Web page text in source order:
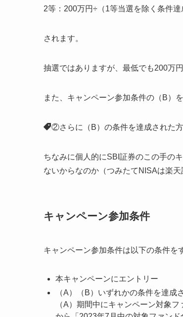
2等：200万円÷（1等当選を除く条件達
されます。
抽選ではありますが、最低でも200万
また、キャンペーン参加条件の（B）
②さらに（B）の条件を達成された
ちなみに個人的にSBI証券のこの手の
ないからなのか（つみたてNISAは楽
キャンペーン参加条件
キャンペーン参加条件は以下の条件を
本キャンペーンにエントリー
（A）（B）いずれかの条件を達成
（A）期間中にキャンペーン対象